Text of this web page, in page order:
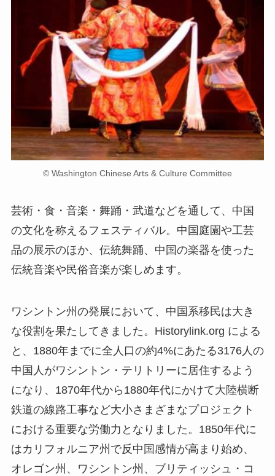
© Washington Chinese Arts & Culture Committee
芸術・食・音楽・舞踊・武道などを通して、中国
の文化を称えるフェスティバル。中国庭園や工芸
品の展示のほか、伝統舞踊、中国の楽器を使った
伝統音楽や民俗音楽が楽しめます。
ワシントン州の発展において、中国系移民は大き
な役割を果たしてきました。Historylink.org による
と、1880年までに全人口の約4%にあたる3176人の
中国人がワシントン・テリトリーに居住するよう
になり、1870年代から1880年代にかけて大陸横断
鉄道の線路工事など大小さまざまなプロジェクト
における重要な労働力となりました。1850年代に
はカリフォルニア州で反中国感情が高まり始め、
オレゴン州、ワシントン州、ブリティッシュ・コ